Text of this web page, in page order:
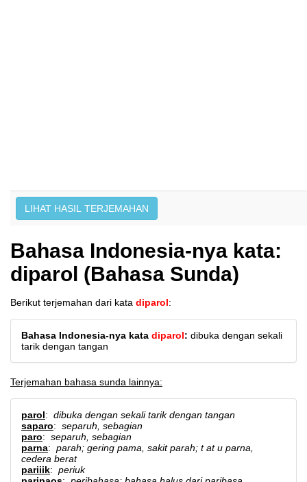
Bahasa Indonesia-nya kata:
diparol (Bahasa Sunda)
Berikut terjemahan dari kata diparol:
Bahasa Indonesia-nya kata diparol: dibuka dengan sekali
tarik dengan tangan
Terjemahan bahasa sunda lainnya:
parol: dibuka dengan sekali tarik dengan tangan
saparo: separuh, sebagian
paro: separuh, sebagian
parna: parah; gering pama, sakit parah; t at u parna,
cedera berat
pariiik: periuk